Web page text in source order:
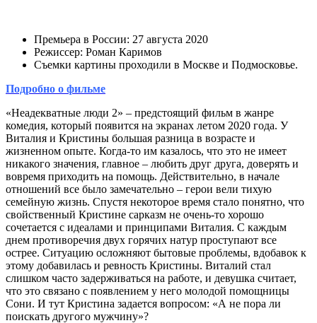
Премьера в России: 27 августа 2020
Режиссер: Роман Каримов
Съемки картины проходили в Москве и Подмосковье.
Подробно о фильме
«Неадекватные люди 2» – предстоящий фильм в жанре
комедия, который появится на экранах летом 2020 года. У
Виталия и Кристины большая разница в возрасте и
жизненном опыте. Когда-то им казалось, что это не имеет
никакого значения, главное – любить друг друга, доверять и
вовремя приходить на помощь. Действительно, в начале
отношений все было замечательно – герои вели тихую
семейную жизнь. Спустя некоторое время стало понятно, что
свойственный Кристине сарказм не очень-то хорошо
сочетается с идеалами и принципами Виталия. С каждым
днем противоречия двух горячих натур проступают все
острее. Ситуацию осложняют бытовые проблемы, вдобавок к
этому добавилась и ревность Кристины. Виталий стал
слишком часто задерживаться на работе, и девушка считает,
что это связано с появлением у него молодой помощницы
Сони. И тут Кристина задается вопросом: «А не пора ли
поискать другого мужчину»?